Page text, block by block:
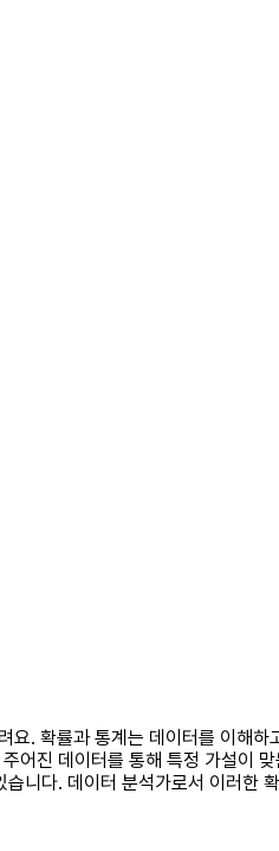
요. 확률과 통계는 데이터를 이해
어진 데이터를 통해 특정 가설이
니다. 데이터 분석가로서 이러한